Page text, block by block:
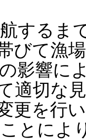
航するま
びて漁
影響に
適切な
更を行
とによ